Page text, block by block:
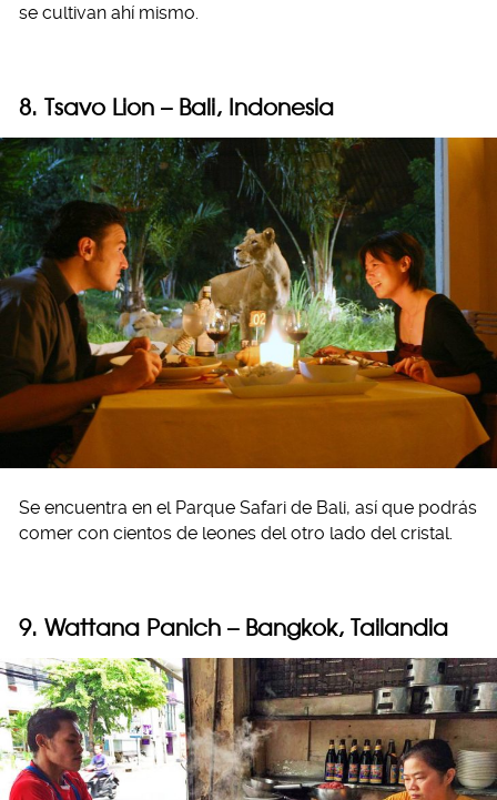
se cultivan ahí mismo.
8. Tsavo Lion – Bali, Indonesia
Se encuentra en el Parque Safari de Bali, así que podrás
comer con cientos de leones del otro lado del cristal.
9. Wattana Panich – Bangkok, Tailandia